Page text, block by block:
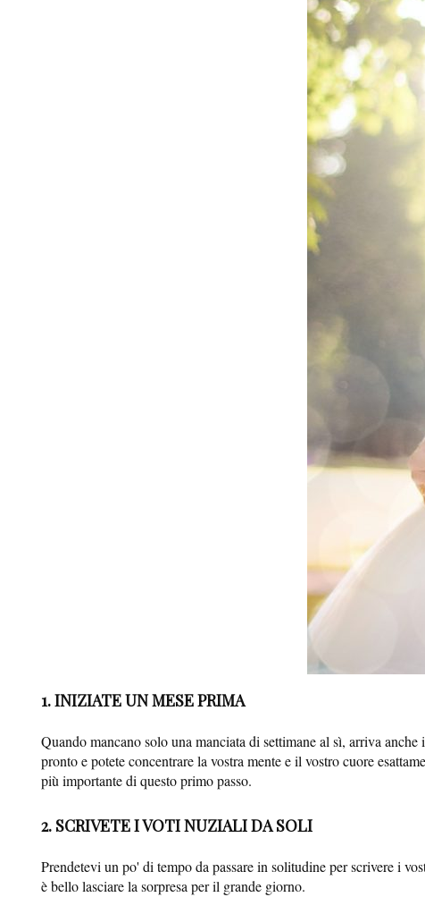
1. INIZIATE UN MESE PRIMA
Quando mancano solo una manciata di settimane al sì, arriva
pronto e potete concentrare la vostra mente e il vostro cuore
più importante di questo primo passo.
2. SCRIVETE I VOTI NUZIALI DA SOLI
Prendetevi un po' di tempo da passare in solitudine per scrivere i
è bello lasciare la sorpresa per il grande giorno.